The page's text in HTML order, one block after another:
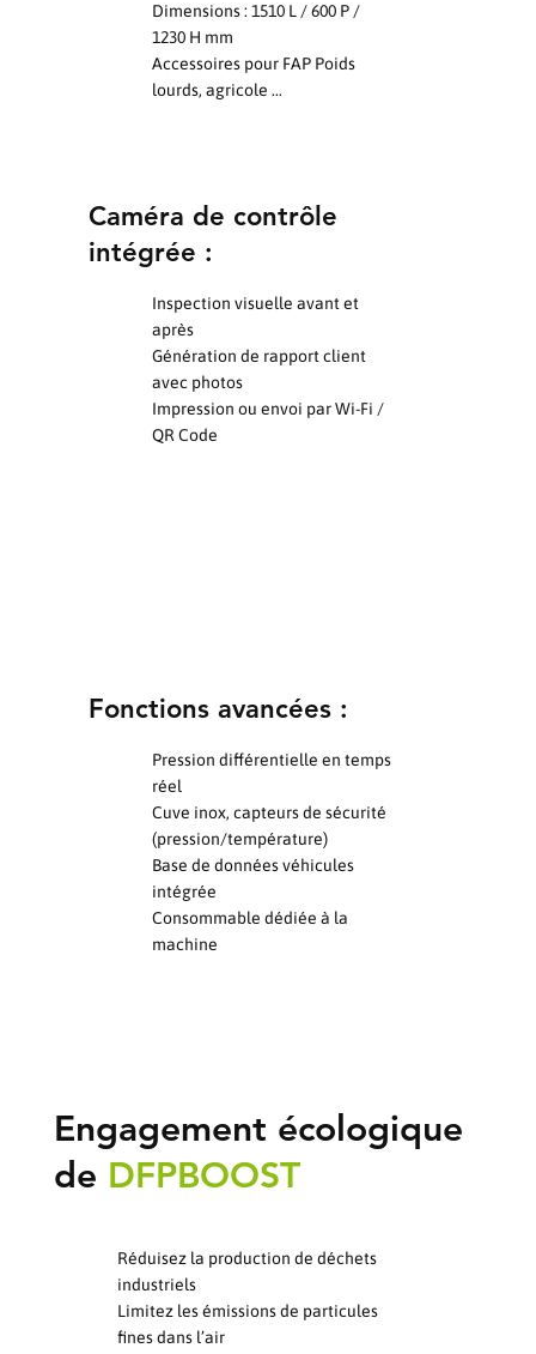
Caméra de contrôle
intégrée :
Inspection visuelle avant et
après
Génération de rapport client
avec photos
Impression ou envoi par Wi-Fi /
QR Code
Dimensions : 1510 L / 600 P /
1230 H mm
Accessoires pour FAP Poids
lourds, agricole ...
Fonctions avancées :
Pression différentielle en temps
réel
Cuve inox, capteurs de sécurité
(pression/température)
Base de données véhicules
intégrée
Consommable dédiée à la
machine
Engagement écologique
de DFPBOOST
Réduisez la production de déchets
industriels
Limitez les émissions de particules
fines dans l’air